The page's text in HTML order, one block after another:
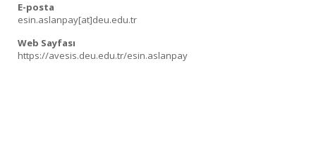
E-posta
esin.aslanpay[at]deu.edu.tr
Web Sayfası
https://avesis.deu.edu.tr/esin.aslanpay